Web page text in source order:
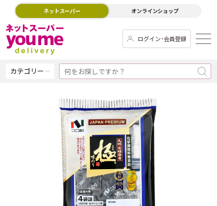
ネットスーパー オンラインショップ
ログイン･会員登録
カテゴリー